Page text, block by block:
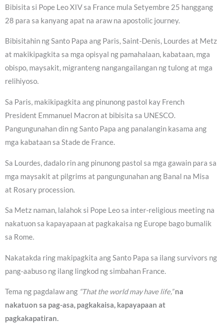
Bibisita si Pope Leo XIV sa France mula Setyembre 25 hanggang
28 para sa kanyang apat na araw na apostolic journey.
Bibisitahin ng Santo Papa ang Paris, Saint-Denis, Lourdes at Metz
at makikipagkita sa mga opisyal ng pamahalaan, kabataan, mga
obispo, maysakit, migranteng nangangailangan ng tulong at mga
relihiyoso.
Sa Paris, makikipagkita ang pinunong pastol kay French
President Emmanuel Macron at bibisita sa UNESCO.
Pangungunahan din ng Santo Papa ang panalangin kasama ang
mga kabataan sa Stade de France.
Sa Lourdes, dadalo rin ang pinunong pastol sa mga gawain para sa
mga maysakit at pilgrims at pangungunahan ang Banal na Misa
at Rosary procession.
Sa Metz naman, lalahok si Pope Leo sa inter-religious meeting na
nakatuon sa kapayapaan at pagkakaisa ng Europe bago bumalik
sa Rome.
Nakatakda ring makipagkita ang Santo Papa sa ilang survivors ng
pang-aabuso ng ilang lingkod ng simbahan France.
Tema ng pagdalaw ang “That the world may have life,”na
nakatuon sa pag-asa, pagkakaisa, kapayapaan at
pagkakapatiran.